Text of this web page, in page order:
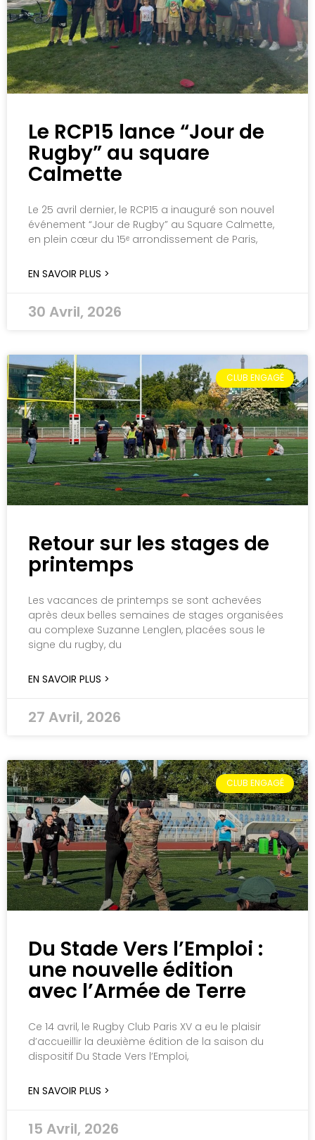
Le RCP15 lance “Jour de
Rugby” au square
Calmette
Le 25 avril dernier, le RCP15 a inauguré son nouvel
événement “Jour de Rugby” au Square Calmette,
en plein cœur du 15ᵉ arrondissement de Paris,
EN SAVOIR PLUS >
30 Avril, 2026
CLUB ENGAGÉ
Retour sur les stages de
printemps
Les vacances de printemps se sont achevées
après deux belles semaines de stages organisées
au complexe Suzanne Lenglen, placées sous le
signe du rugby, du
EN SAVOIR PLUS >
27 Avril, 2026
CLUB ENGAGÉ
Du Stade Vers l’Emploi :
une nouvelle édition
avec l’Armée de Terre
Ce 14 avril, le Rugby Club Paris XV a eu le plaisir
d’accueillir la deuxième édition de la saison du
dispositif Du Stade Vers l’Emploi,
EN SAVOIR PLUS >
15 Avril, 2026